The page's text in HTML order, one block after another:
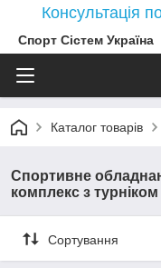
Консультація
Спорт Сістем Україна
Каталог товарів
Спортивне
комплекс з
Сортування